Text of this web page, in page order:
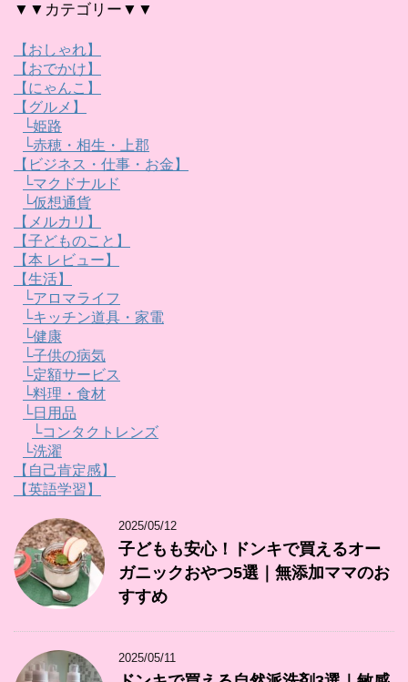
▼▼カテゴリー▼▼
【おしゃれ】
【おでかけ】
【にゃんこ】
【グルメ】
└姫路
└赤穂・相生・上郡
【ビジネス・仕事・お金】
└マクドナルド
└仮想通貨
【メルカリ】
【子どものこと】
【本 レビュー】
【生活】
└アロマライフ
└キッチン道具・家電
└健康
└子供の病気
└定額サービス
└料理・食材
└日用品
└コンタクトレンズ
└洗濯
【自己肯定感】
【英語学習】
2025/05/12
子どもも安心！ドンキで買えるオー
ガニックおやつ5選｜無添加ママのお
すすめ
2025/05/11